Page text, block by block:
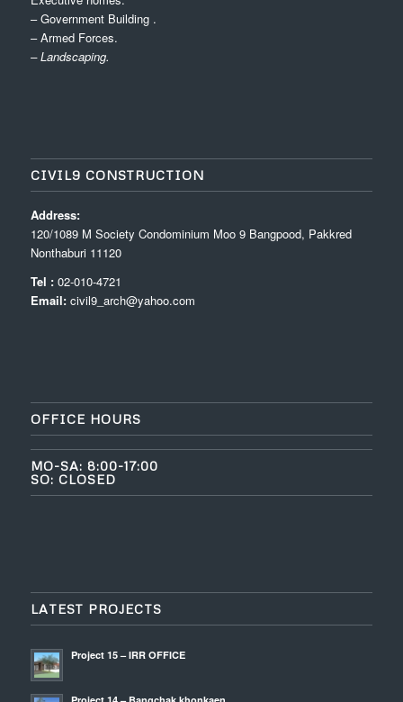
– Government Building .
– Armed Forces.
– Landscaping.
CIVIL9 CONSTRUCTION
Address:
120/1089 M Society Condominium Moo 9 Bangpood, Pakkred
Nonthaburi 11120
Tel :02-010-4721
Email: civil9_arch@yahoo.com
OFFICE HOURS
MO-SA: 8:00-17:00
SO: CLOSED
LATEST PROJECTS
Project 15 – IRR OFFICE